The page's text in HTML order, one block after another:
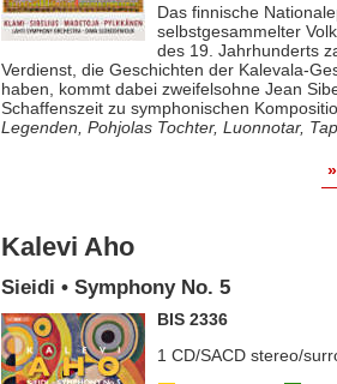
Das finnische
selbstgesammelter
des 19. Jahrhunderts
Verdienst, die Geschichten der Kalevala-
haben, kommt dabei zweifelsohne Jean
Schaffenszeit zu symphonischen
Legenden, Pohjolas Tochter, Luonnotar,
Kalevi Aho
Sieidi • Symphony No. 5
BIS 2336
1 CD/SACD stereo/